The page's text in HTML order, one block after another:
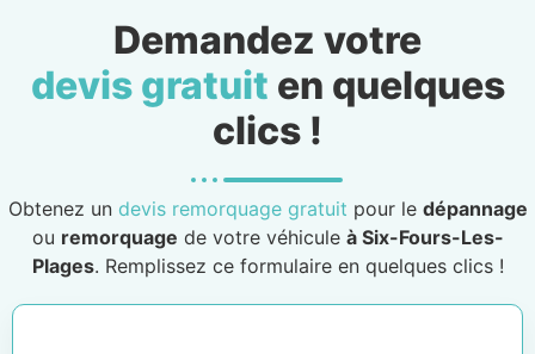
Demandez votre
devis gratuit en quelques
clics !
Obtenez un devis remorquage gratuit pour le dépannage
ou remorquage de votre véhicule à Six-Fours-Les-
Plages. Remplissez ce formulaire en quelques clics !